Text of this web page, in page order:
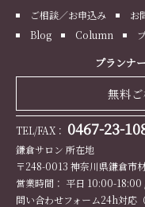
ご相談／お申込み お
Blog
Column
プランナ
無料
TEL/FAX： 0467-23-
鎌倉サロン 所在地
〒248-0013 神奈川県鎌倉市
営業時間： 平日 10:00-18:00
問い合わせフォーム24h対応（